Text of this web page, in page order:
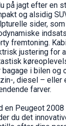
på jagt efter en
og alsidig
sider,
fremtoning.
justering for
bagage i bilen og
, diesel – eller
farver.
en Peugeot
du det